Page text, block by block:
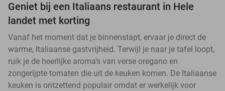
Geniet bij een Italiaans restaurant in Hele
landet met korting
Vanaf het moment dat je binnenstapt, ervaar je direct de
warme, Italiaanse gastvrijheid. Terwijl je naar je tafel loopt,
ruik je de heerlijke aroma’s van verse oregano en
zongerijpte tomaten die uit de keuken komen. De Italiaanse
keuken is ontzettend populair omdat er werkelijk voor